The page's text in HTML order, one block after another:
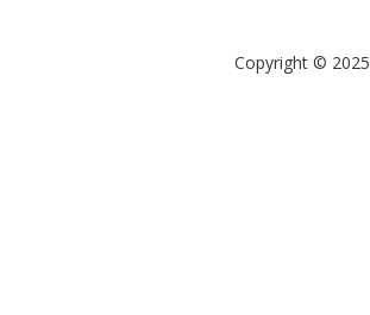
Copyright © 2025